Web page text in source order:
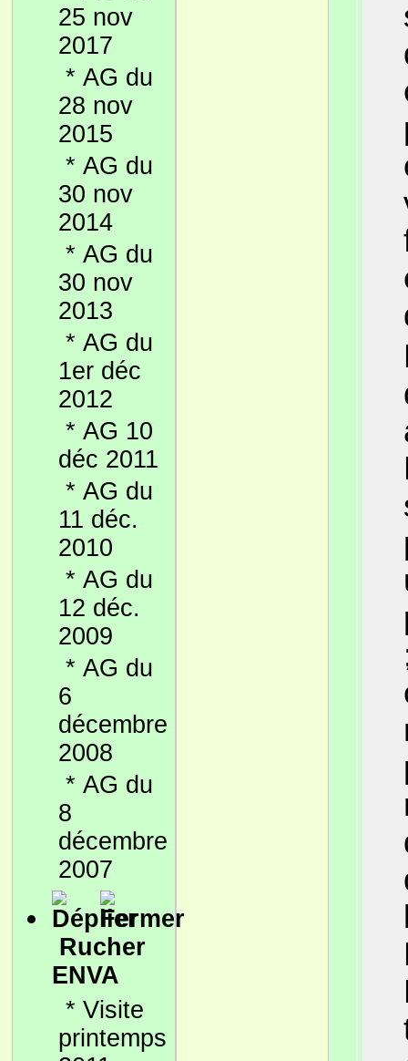
25 nov
2017
* AG du
28 nov
2015
* AG du
30 nov
2014
* AG du
30 nov
2013
* AG du
1er déc
2012
* AG 10
déc 2011
* AG du
11 déc.
2010
* AG du
12 déc.
2009
* AG du
6
décembre
2008
* AG du
8
décembre
2007
Rucher
ENVA
* Visite
printemps